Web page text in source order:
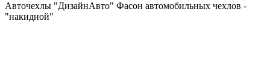
Авточехлы "ДизайнАвто" Фасон автомобильных чехлов -
"накидной"